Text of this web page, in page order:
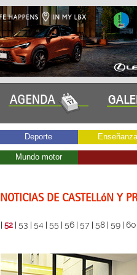
Deporte Enseñanza
Mundo motor
NOTICIAS DE CASTELLóN Y
52| 53 54| 55| 56| 57| 58| 59| 60